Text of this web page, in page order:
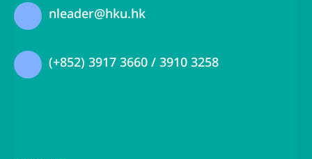
nleader@hku.hk
(+852) 3917 3660 / 3910 3258